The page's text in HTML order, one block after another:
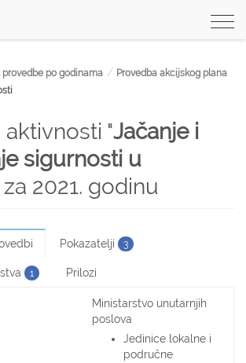
provedbe po godinama
Provedba akcijskog plana
aktivnosti "Jačanje i
sigurnosti u
za 2021. godinu
Pokazatelji 3
1 Prilozi
Ministarstvo unutarnjih
poslova
Jedinice lokalne i
područne